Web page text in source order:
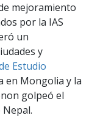
mejoramiento
por la IAS
un
y
Estudio
en Mongolia y la
golpeó el
Nepal.